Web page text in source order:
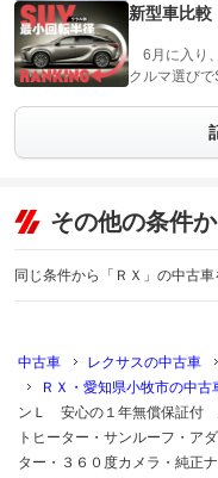
新型車比較
6月に入り
クルマ選び
その他の条件
同じ条件から「ＲＸ」の中古
中古車 レクサスの中古車
ＲＸ・愛知県小牧市の中古
ンＬ 安心の１年無償保証付
トヒーター・サンルーフ・ア
ター・３６０度カメラ・純正